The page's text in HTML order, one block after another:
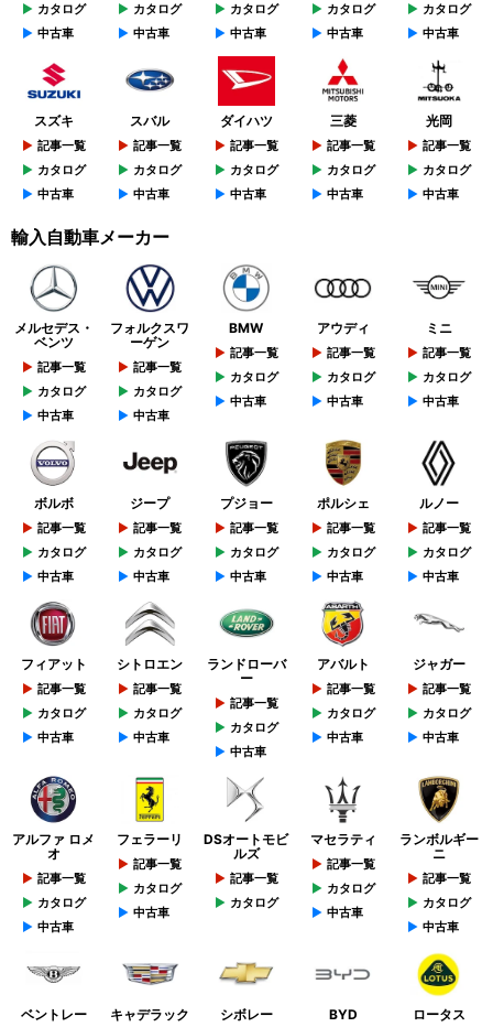
カタログ
中古車
カタログ
中古車
カタログ
中古車
カタログ
中古車
カタログ
中古車
スズキ
記事一覧
カタログ
中古車
スバル
記事一覧
カタログ
中古車
ダイハツ
記事一覧
カタログ
中古車
三菱
記事一覧
カタログ
中古車
光岡
記事一覧
カタログ
中古車
輸入自動車メーカー
メルセデス・
ベンツ
記事一覧
カタログ
中古車
フォルクスワ
ーゲン
記事一覧
カタログ
中古車
BMW
記事一覧
カタログ
中古車
アウディ
記事一覧
カタログ
中古車
ミニ
記事一覧
カタログ
中古車
ボルボ
記事一覧
カタログ
中古車
ジープ
記事一覧
カタログ
中古車
プジョー
記事一覧
カタログ
中古車
ポルシェ
記事一覧
カタログ
中古車
ルノー
記事一覧
カタログ
中古車
フィアット
記事一覧
カタログ
中古車
シトロエン
記事一覧
カタログ
中古車
ランドローバ
ー
記事一覧
カタログ
中古車
アバルト
記事一覧
カタログ
中古車
ジャガー
記事一覧
カタログ
中古車
アルファ ロメ
オ
記事一覧
カタログ
中古車
フェラーリ
記事一覧
カタログ
中古車
DSオートモビ
ルズ
記事一覧
カタログ
マセラティ
記事一覧
カタログ
中古車
ランボルギー
ニ
記事一覧
カタログ
中古車
ベントレー キャデラック シボレー BYD ロータス